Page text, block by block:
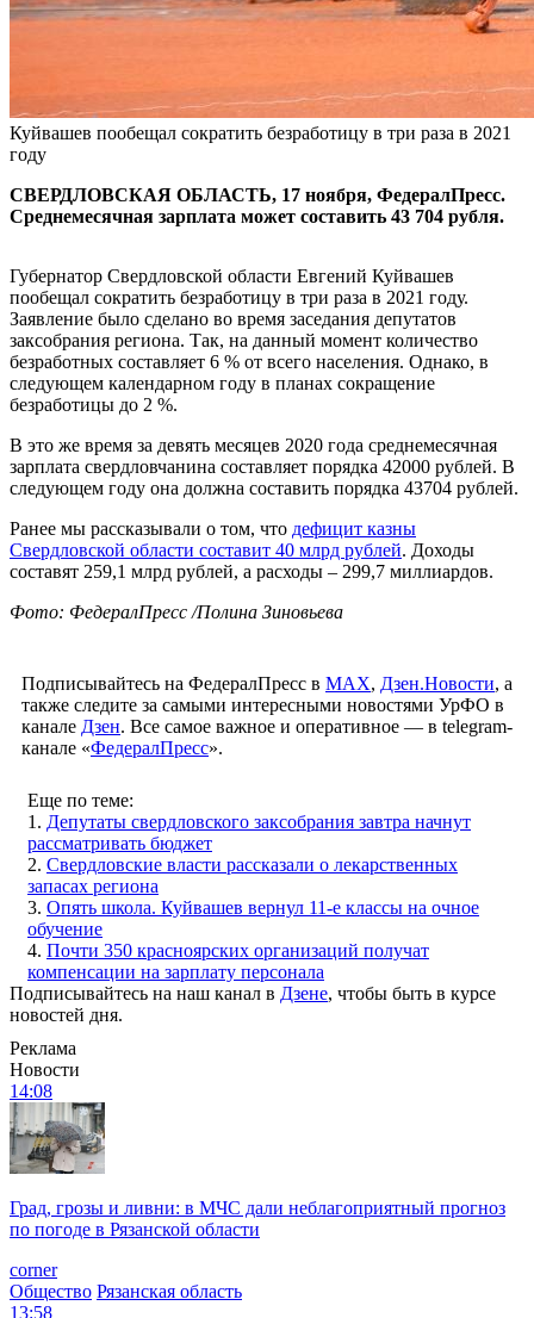
Куйвашев пообещал сократить безработицу в три раза в 2021
году
СВЕРДЛОВСКАЯ ОБЛАСТЬ, 17 ноября, ФедералПресс.
Среднемесячная зарплата может составить 43 704 рубля.
Губернатор Свердловской области Евгений Куйвашев
пообещал сократить безработицу в три раза в 2021 году.
Заявление было сделано во время заседания депутатов
заксобрания региона. Так, на данный момент количество
безработных составляет 6 % от всего населения. Однако, в
следующем календарном году в планах сокращение
безработицы до 2 %.
В это же время за девять месяцев 2020 года среднемесячная
зарплата свердловчанина составляет порядка 42000 рублей. В
следующем году она должна составить порядка 43704 рублей.
Ранее мы рассказывали о том, что дефицит казны
Свердловской области составит 40 млрд рублей. Доходы
составят 259,1 млрд рублей, а расходы – 299,7 миллиардов.
Фото: ФедералПресс /Полина Зиновьева
Подписывайтесь на ФедералПресс в МАХ, Дзен.Новости, а
также следите за самыми интересными новостями УрФО в
канале Дзен. Все самое важное и оперативное — в telegram-
канале «ФедералПресс».
Еще по теме:
1. Депутаты свердловского заксобрания завтра начнут
рассматривать бюджет
2. Свердловские власти рассказали о лекарственных
запасах региона
3. Опять школа. Куйвашев вернул 11-е классы на очное
обучение
4. Почти 350 красноярских организаций получат
компенсации на зарплату персонала
Подписывайтесь на наш канал в Дзене, чтобы быть в курсе
новостей дня.
Реклама
Новости
14:08
Град, грозы и ливни: в МЧС дали неблагоприятный прогноз
по погоде в Рязанской области
corner
Общество Рязанская область
13:58